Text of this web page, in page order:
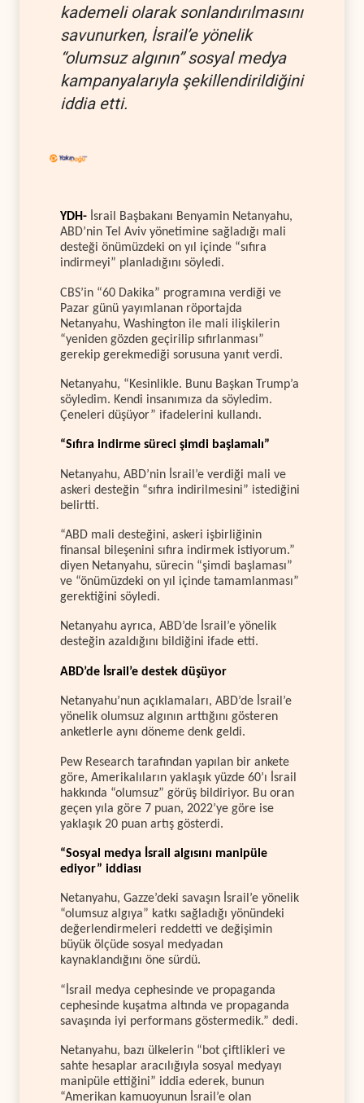
kademeli olarak sonlandırılmasını
savunurken, İsrail’e yönelik
“olumsuz algının” sosyal medya
kampanyalarıyla şekillendirildiğini
iddia etti.
YDH- İsrail Başbakanı Benyamin Netanyahu,
ABD’nin Tel Aviv yönetimine sağladığı mali
desteği önümüzdeki on yıl içinde “sıfıra
indirmeyi” planladığını söyledi.
CBS’in “60 Dakika” programına verdiği ve
Pazar günü yayımlanan röportajda
Netanyahu, Washington ile mali ilişkilerin
“yeniden gözden geçirilip sıfırlanması”
gerekip gerekmediği sorusuna yanıt verdi.
Netanyahu, “Kesinlikle. Bunu Başkan Trump’a
söyledim. Kendi insanımıza da söyledim.
Çeneleri düşüyor” ifadelerini kullandı.
“Sıfıra indirme süreci şimdi başlamalı”
Netanyahu, ABD’nin İsrail’e verdiği mali ve
askeri desteğin “sıfıra indirilmesini” istediğini
belirtti.
“ABD mali desteğini, askeri işbirliğinin
finansal bileşenini sıfıra indirmek istiyorum.”
diyen Netanyahu, sürecin “şimdi başlaması”
ve “önümüzdeki on yıl içinde tamamlanması”
gerektiğini söyledi.
Netanyahu ayrıca, ABD’de İsrail’e yönelik
desteğin azaldığını bildiğini ifade etti.
ABD’de İsrail’e destek düşüyor
Netanyahu’nun açıklamaları, ABD’de İsrail’e
yönelik olumsuz algının arttığını gösteren
anketlerle aynı döneme denk geldi.
Pew Research tarafından yapılan bir ankete
göre, Amerikalıların yaklaşık yüzde 60’ı İsrail
hakkında “olumsuz” görüş bildiriyor. Bu oran
geçen yıla göre 7 puan, 2022’ye göre ise
yaklaşık 20 puan artış gösterdi.
“Sosyal medya İsrail algısını manipüle
ediyor” iddiası
Netanyahu, Gazze’deki savaşın İsrail’e yönelik
“olumsuz algıya” katkı sağladığı yönündeki
değerlendirmeleri reddetti ve değişimin
büyük ölçüde sosyal medyadan
kaynaklandığını öne sürdü.
“İsrail medya cephesinde ve propaganda
cephesinde kuşatma altında ve propaganda
savaşında iyi performans göstermedik.” dedi.
Netanyahu, bazı ülkelerin “bot çiftlikleri ve
sahte hesaplar aracılığıyla sosyal medyayı
manipüle ettiğini” iddia ederek, bunun
“Amerikan kamuoyunun İsrail’e olan